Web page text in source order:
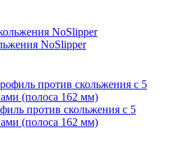
NoSlipper
против скольжения с 5
(полоса 162 мм)